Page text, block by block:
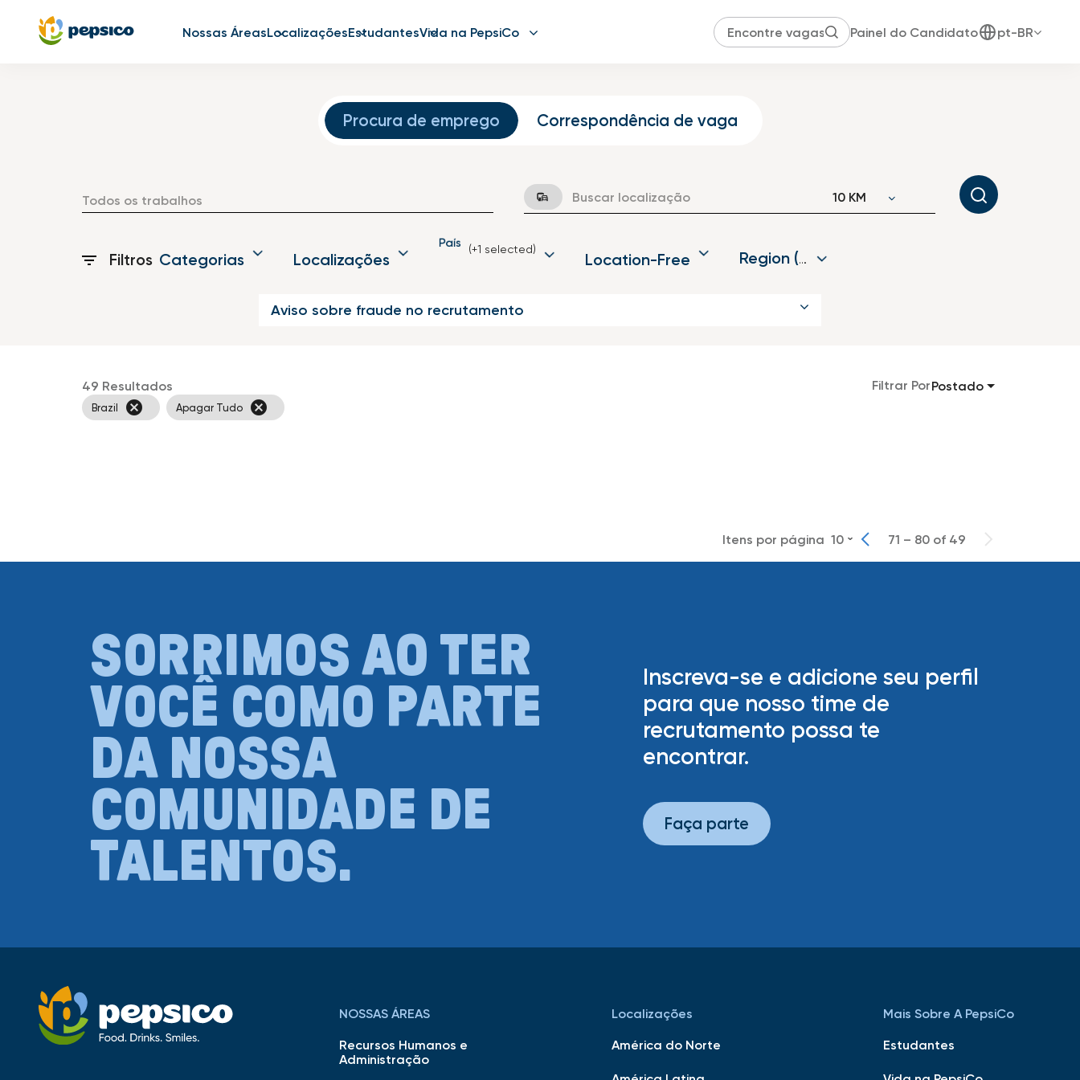
Nossas ÁreasLocalizaçõesEstudantesVida na PepsiCo Painel do Candidato pt-BR
Procura de emprego Correspondência de vaga
10 KM
Filtros Categorias Localizações
(+1 selected)
País
Location-Free Region (loc free)
Aviso sobre fraude no recrutamento
49 Resultados
Brazil cancel Apagar Tudo cancel
Postado
Filtrar Por
Itens por página 10 71 – 80 of 49
SORRIMOS AO TER
VOCÊ COMO PARTE
DA NOSSA
COMUNIDADE DE
TALENTOS.
Inscreva-se e adicione seu perfil
para que nosso time de
recrutamento possa te
encontrar.
Faça parte
NOSSAS ÁREAS
Recursos Humanos e
Administração
Localizações
América do Norte
Mais Sobre A PepsiCo
Estudantes